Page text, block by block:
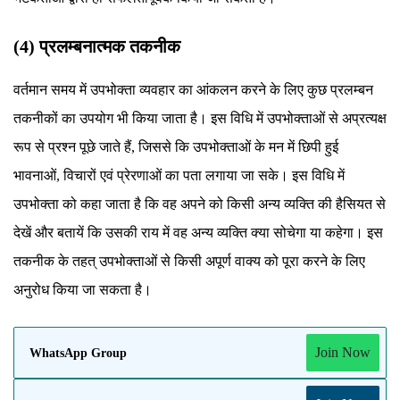
(4) प्रलम्बनात्मक तकनीक
वर्तमान समय में उपभोक्ता व्यवहार का आंकलन करने के लिए कुछ प्रलम्बन
तकनीकों का उपयोग भी किया जाता है। इस विधि में उपभोक्ताओं से अप्रत्यक्ष
रूप से प्रश्न पूछे जाते हैं, जिससे कि उपभोक्ताओं के मन में छिपी हुई
भावनाओं, विचारों एवं प्रेरणाओं का पता लगाया जा सके। इस विधि में
उपभोक्ता को कहा जाता है कि वह अपने को किसी अन्य व्यक्ति की हैसियत से
देखें और बतायें कि उसकी राय में वह अन्य व्यक्ति क्या सोचेगा या कहेगा। इस
तकनीक के तहत् उपभोक्ताओं से किसी अपूर्ण वाक्य को पूरा करने के लिए
अनुरोध किया जा सकता है।
WhatsApp Group Join Now